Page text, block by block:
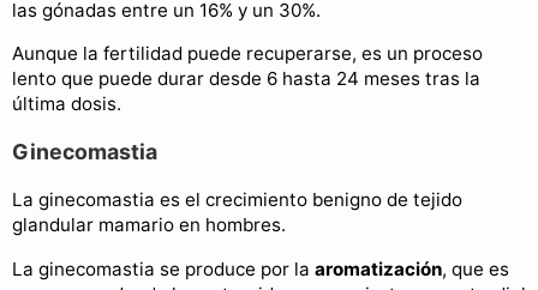
las gónadas entre un 16% y un 30%.
Aunque la fertilidad puede recuperarse, es un proceso
lento que puede durar desde 6 hasta 24 meses tras la
última dosis.
Ginecomastia
La ginecomastia es el crecimiento benigno de tejido
glandular mamario en hombres.
La ginecomastia se produce por la aromatización, que es